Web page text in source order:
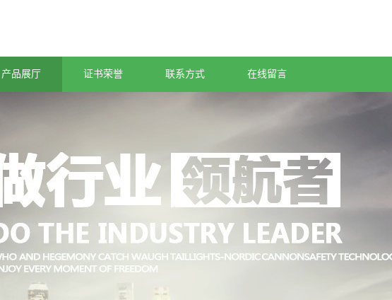
产品展厅 证书荣誉 联系方式 在线留言